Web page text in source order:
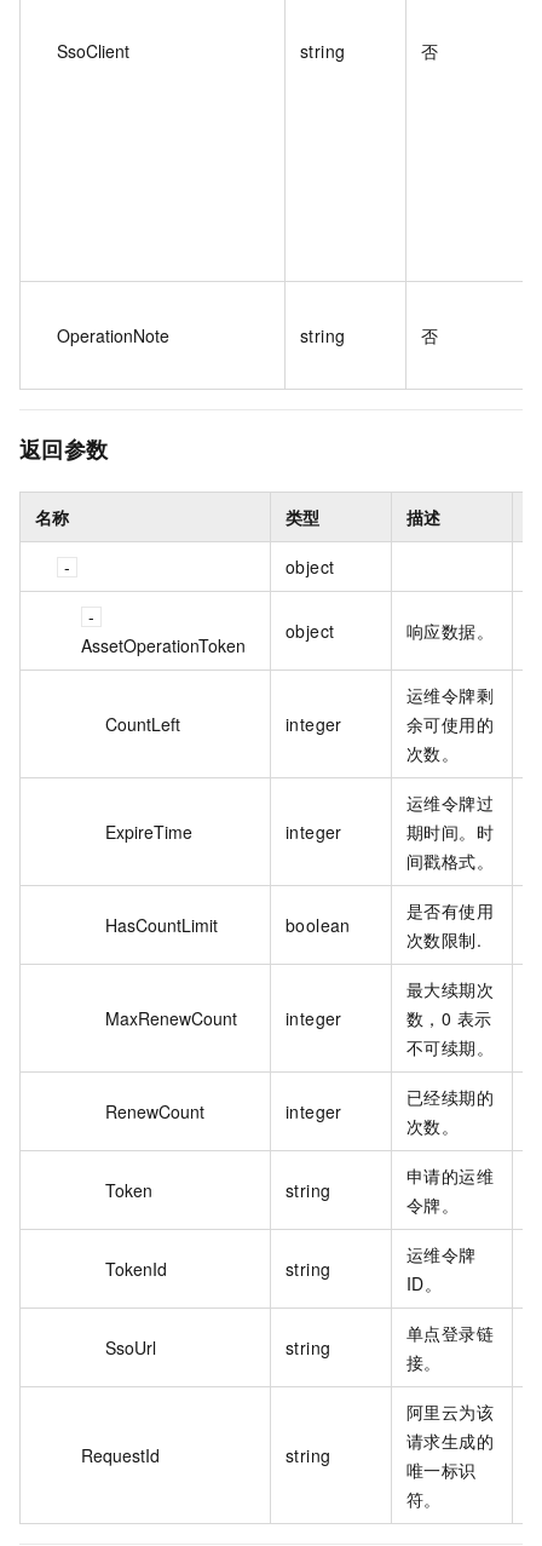
SsoClient string 否
OperationNote string 否
返回参数
名称 类型 描述
object
AssetOperationToken
object 响应数据。
CountLeft integer
运维令牌剩
余可使用的
次数。
ExpireTime integer
运维令牌过
期时间。时
间戳格式。
HasCountLimit boolean
是否有使用
次数限制.
MaxRenewCount integer
最大续期次
数，0 表示
不可续期。
RenewCount integer
已经续期的
次数。
Token string
申请的运维
令牌。
TokenId string
运维令牌
ID。
SsoUrl string
单点登录链
接。
RequestId string
阿里云为该
请求生成的
唯一标识
符。